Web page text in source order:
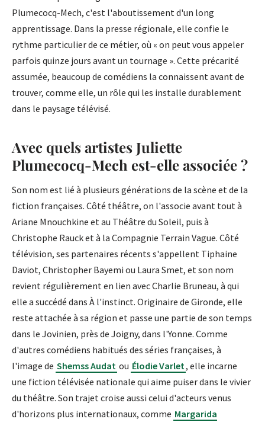
Plumecocq-Mech, c'est l'aboutissement d'un long
apprentissage. Dans la presse régionale, elle confie le
rythme particulier de ce métier, où « on peut vous appeler
parfois quinze jours avant un tournage ». Cette précarité
assumée, beaucoup de comédiens la connaissent avant de
trouver, comme elle, un rôle qui les installe durablement
dans le paysage télévisé.
Avec quels artistes Juliette
Plumecocq-Mech est-elle associée ?
Son nom est lié à plusieurs générations de la scène et de la
fiction françaises. Côté théâtre, on l'associe avant tout à
Ariane Mnouchkine et au Théâtre du Soleil, puis à
Christophe Rauck et à la Compagnie Terrain Vague. Côté
télévision, ses partenaires récents s'appellent Tiphaine
Daviot, Christopher Bayemi ou Laura Smet, et son nom
revient régulièrement en lien avec Charlie Bruneau, à qui
elle a succédé dans À l'instinct. Originaire de Gironde, elle
reste attachée à sa région et passe une partie de son temps
dans le Jovinien, près de Joigny, dans l'Yonne. Comme
d'autres comédiens habitués des séries françaises, à
l'image de Shemss Audat ou Élodie Varlet, elle incarne
une fiction télévisée nationale qui aime puiser dans le vivier
du théâtre. Son trajet croise aussi celui d'acteurs venus
d'horizons plus internationaux, comme Margarida